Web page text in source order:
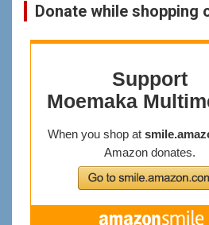
Donate while shopping